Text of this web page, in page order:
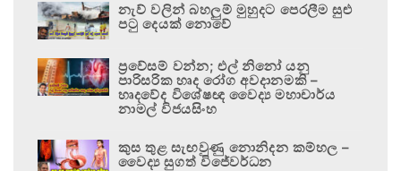
නැව් වලින් බහලුම් මුහුදට පෙරලීම සුළු
පටු දෙයක් නොවේ
ප්‍රවේසම් වන්න; එල් නිනෝ යනු
පාරිසරික හෘද රෝග අවදානමකි –
හෘදවේද විශේෂඥ වෛද්‍ය මහාචාර්ය
නාමල් විජයසිංහ
කුස තුළ සැඟවුණු නොනිදන කම්හල –
වෛද්‍ය සුගත් විජේවර්ධන